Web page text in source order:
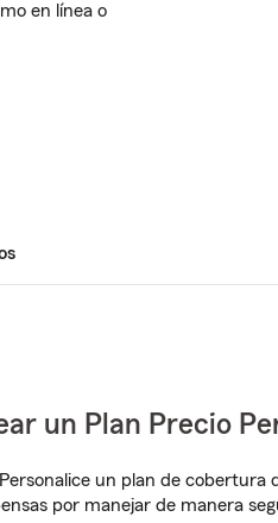
en línea o
un Plan Precio
un plan de
por manejar de manera